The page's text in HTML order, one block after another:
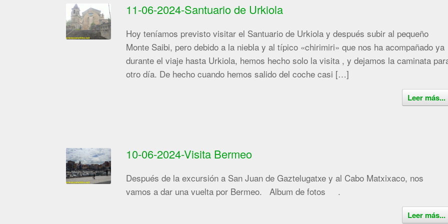
11-06-2024-Santuario de Urkiola
Hoy teníamos previsto visitar el Santuario de Urkiola y después subir al pequeño
Monte Saibi, pero debido a la niebla y al típico «chirimiri» que nos ha acompañado ya
durante el viaje hasta Urkiola, hemos hecho solo la visita , y dejamos la caminata
otro día. De hecho cuando hemos salido del coche casi […]
Leer más...
10-06-2024-Visita Bermeo
Después de la excursión a San Juan de Gaztelugatxe y al Cabo Matxixaco, nos
vamos a dar una vuelta por Bermeo. Album de fotos .
Leer más...